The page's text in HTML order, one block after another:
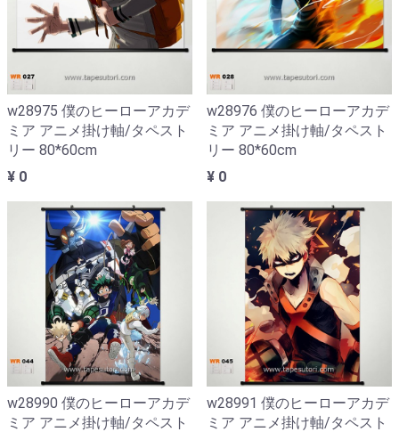
w28975 僕のヒーローアカデ
ミア アニメ掛け軸/タペスト
リー 80*60cm
¥ 0
w28976 僕のヒーローアカデ
ミア アニメ掛け軸/タペスト
リー 80*60cm
¥ 0
w28990 僕のヒーローアカデ
ミア アニメ掛け軸/タペスト
w28991 僕のヒーローアカデ
ミア アニメ掛け軸/タペスト